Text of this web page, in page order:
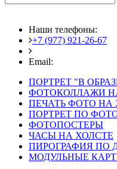
Наши телефоны:
+7 (977) 921-26-67
Email:
ПОРТРЕТ "В
ФОТОКОЛЛАЖИ
ПЕЧАТЬ ФОТО НА
ПОРТРЕТ ПО
ФОТОПОСТЕРЫ
ЧАСЫ НА ХОЛСТЕ
ПИРОГРАФИЯ ПО
МОДУЛЬНЫЕ